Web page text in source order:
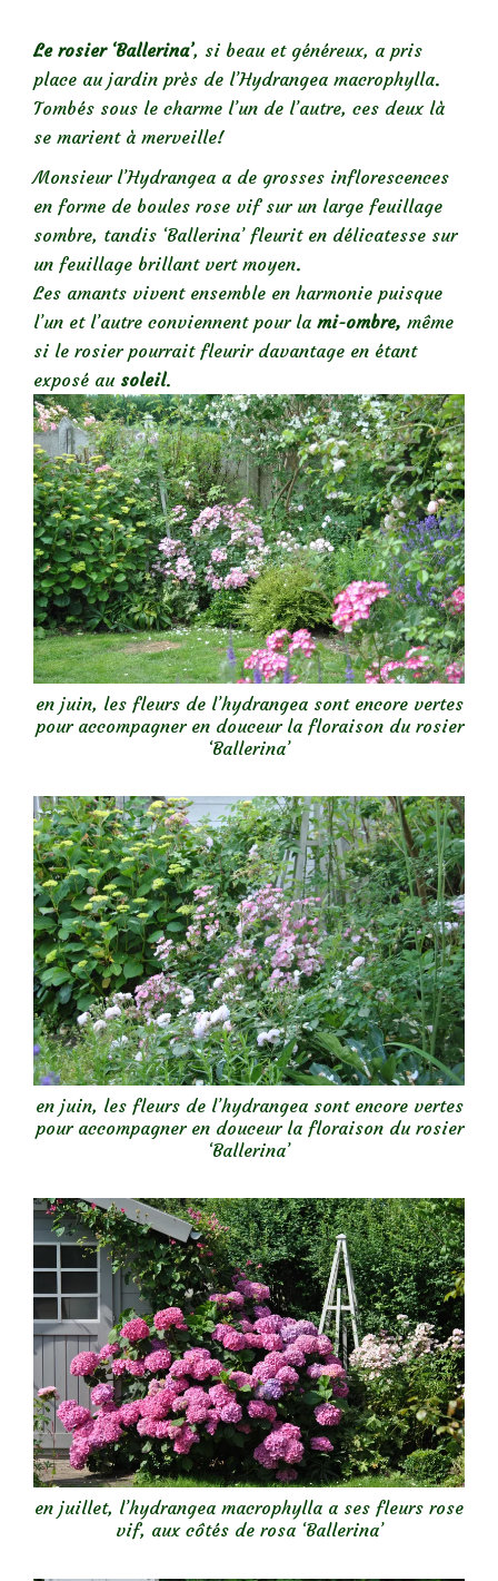
Le rosier ‘Ballerina’, si beau et généreux, a pris
place au jardin près de l’Hydrangea macrophylla.
Tombés sous le charme l’un de l’autre, ces deux là
se marient à merveille!
Monsieur l’Hydrangea a de grosses inflorescences
en forme de boules rose vif sur un large feuillage
sombre, tandis ‘Ballerina’ fleurit en délicatesse sur
un feuillage brillant vert moyen.
Les amants vivent ensemble en harmonie puisque
l’un et l’autre conviennent pour la mi-ombre, même
si le rosier pourrait fleurir davantage en étant
exposé au soleil.
en juin, les fleurs de l’hydrangea sont encore vertes
pour accompagner en douceur la floraison du rosier
‘Ballerina’
en juin, les fleurs de l’hydrangea sont encore vertes
pour accompagner en douceur la floraison du rosier
‘Ballerina’
en juillet, l’hydrangea macrophylla a ses fleurs rose
vif, aux côtés de rosa ‘Ballerina’